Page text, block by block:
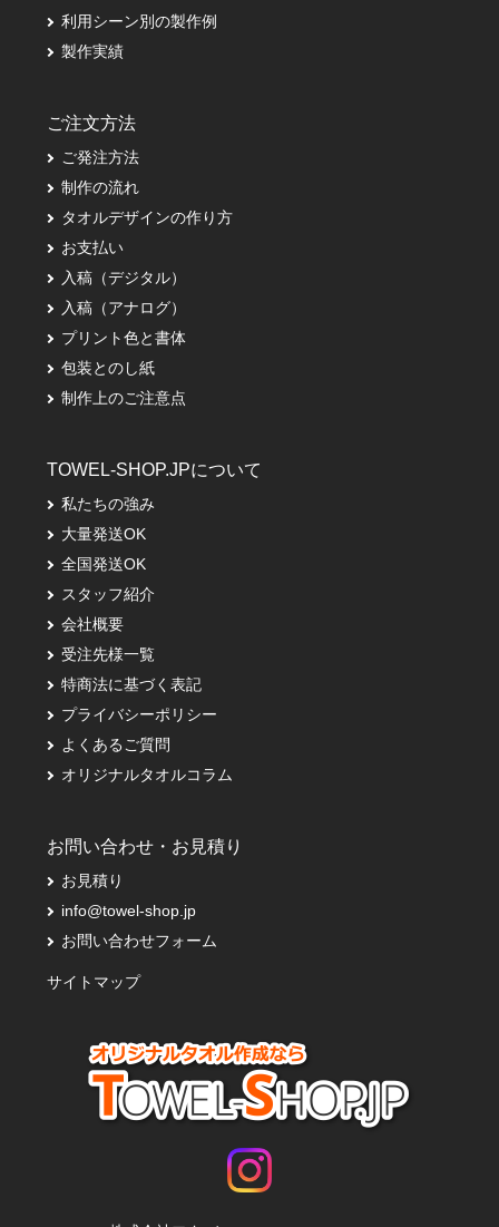
利用シーン別の製作例
製作実績
ご注文方法
ご発注方法
制作の流れ
タオルデザインの作り方
お支払い
入稿（デジタル）
入稿（アナログ）
プリント色と書体
包装とのし紙
制作上のご注意点
TOWEL-SHOP.JPについて
私たちの強み
大量発送OK
全国発送OK
スタッフ紹介
会社概要
受注先様一覧
特商法に基づく表記
プライバシーポリシー
よくあるご質問
オリジナルタオルコラム
お問い合わせ・お見積り
お見積り
info@towel-shop.jp
お問い合わせフォーム
サイトマップ